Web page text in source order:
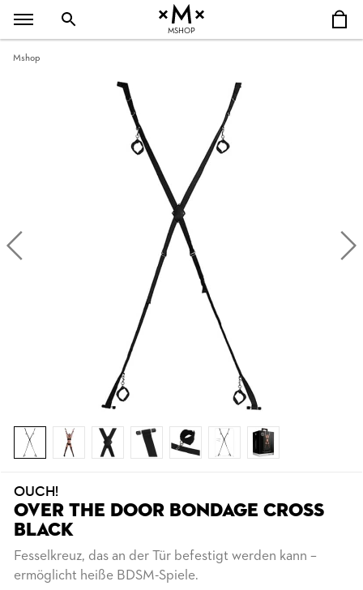
MSHOP
Mshop
OUCH!
OVER THE DOOR BONDAGE CROSS
BLACK
Fesselkreuz, das an der Tür befestigt werden kann –
ermöglicht heiße BDSM-Spiele.